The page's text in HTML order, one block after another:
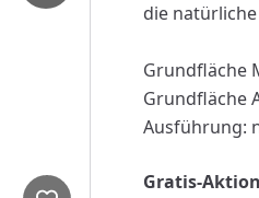
die
Grundfläche
Grundfläche
Ausführung:
Gratis-